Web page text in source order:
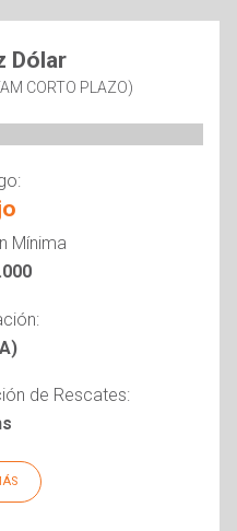
Dólar
CORTO PLAZO)
Mínima
de Rescates: